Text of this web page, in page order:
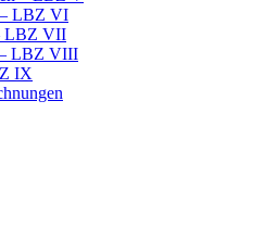
– LBZ VI
LBZ VII
LBZ VIII
IX